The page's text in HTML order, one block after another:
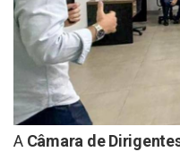
A Câmara de